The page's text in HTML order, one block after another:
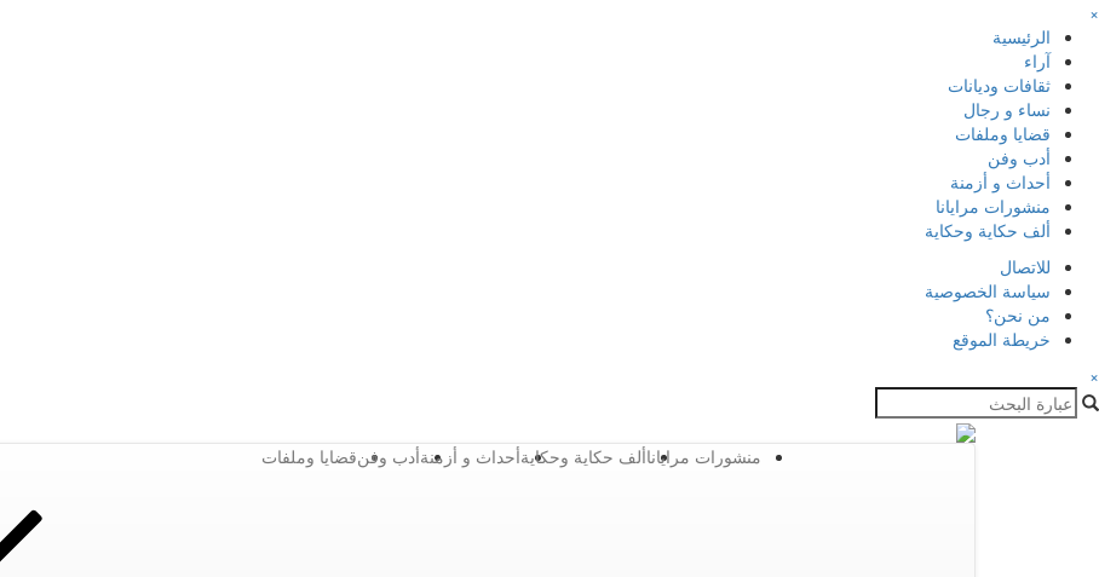
×
الرئيسية
آراء
ثقافات وديانات
نساء و رجال
قضايا وملفات
أدب وفن
أحداث و أزمنة
منشورات مرايانا
ألف حكاية وحكاية
للاتصال
سياسة الخصوصية
من نحن؟
خريطة الموقع
×
قضايا وملفاتأدب وفنأحداث و أزمنةألف حكاية وحكايةمنشورات مرايانا